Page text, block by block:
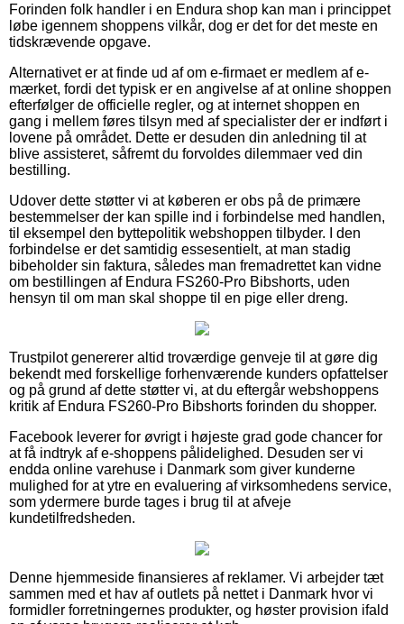
Forinden folk handler i en Endura shop kan man i princippet
løbe igennem shoppens vilkår, dog er det for det meste en
tidskrævende opgave.
Alternativet er at finde ud af om e-firmaet er medlem af e-
mærket, fordi det typisk er en angivelse af at online shoppen
efterfølger de officielle regler, og at internet shoppen en
gang i mellem føres tilsyn med af specialister der er indført i
lovene på området. Dette er desuden din anledning til at
blive assisteret, såfremt du forvoldes dilemmaer ved din
bestilling.
Udover dette støtter vi at køberen er obs på de primære
bestemmelser der kan spille ind i forbindelse med handlen,
til eksempel den byttepolitik webshoppen tilbyder. I den
forbindelse er det samtidig essesentielt, at man stadig
bibeholder sin faktura, således man fremadrettet kan vidne
om bestillingen af Endura FS260-Pro Bibshorts, uden
hensyn til om man skal shoppe til en pige eller dreng.
Trustpilot genererer altid troværdige genveje til at gøre dig
bekendt med forskellige forhenværende kunders opfattelser
og på grund af dette støtter vi, at du eftergår webshoppens
kritik af Endura FS260-Pro Bibshorts forinden du shopper.
Facebook leverer for øvrigt i højeste grad gode chancer for
at få indtryk af e-shoppens pålidelighed. Desuden ser vi
endda online varehuse i Danmark som giver kunderne
mulighed for at ytre en evaluering af virksomhedens service,
som ydermere burde tages i brug til at afveje
kundetilfredsheden.
Denne hjemmeside finansieres af reklamer. Vi arbejder tæt
sammen med et hav af outlets på nettet i Danmark hvor vi
formidler forretningernes produkter, og høster provision ifald